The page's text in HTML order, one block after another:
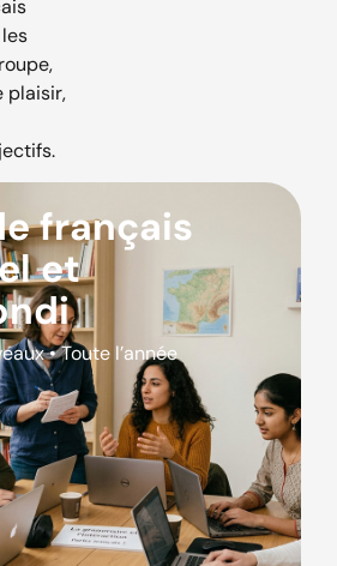
plaisir,
français
et
• Toute l’année